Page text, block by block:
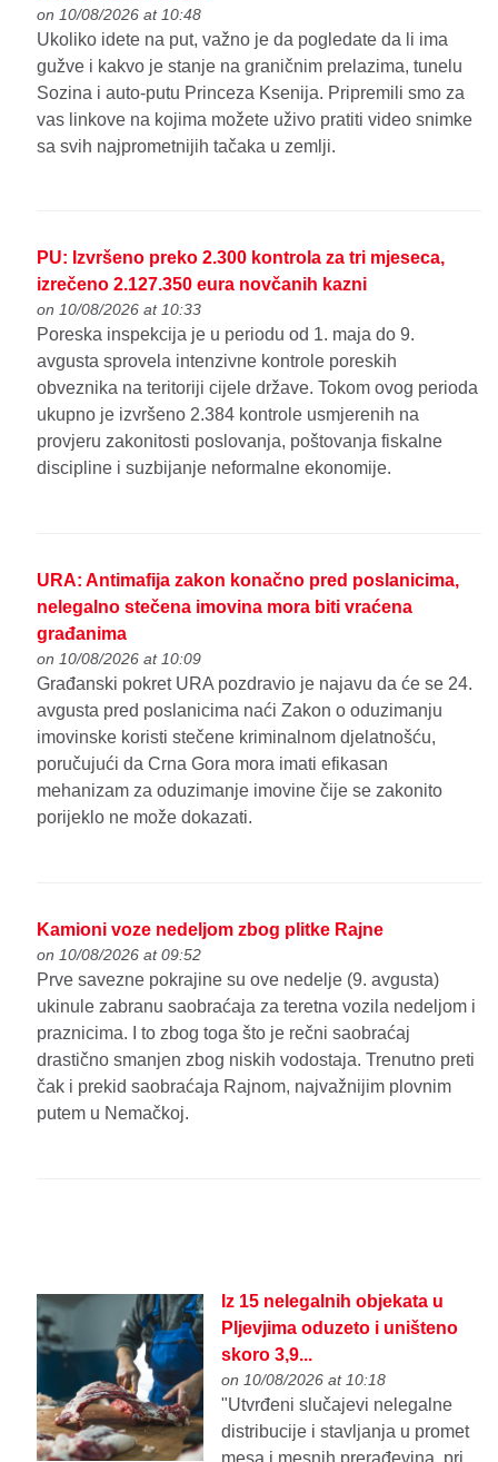
on 10/08/2026 at 10:48
Ukoliko idete na put, važno je da pogledate da li ima
gužve i kakvo je stanje na graničnim prelazima, tunelu
Sozina i auto-putu Princeza Ksenija. Pripremili smo za
vas linkove na kojima možete uživo pratiti video snimke
sa svih najprometnijih tačaka u zemlji.
PU: Izvršeno preko 2.300 kontrola za tri mjeseca,
izrečeno 2.127.350 eura novčanih kazni
on 10/08/2026 at 10:33
Poreska inspekcija je u periodu od 1. maja do 9.
avgusta sprovela intenzivne kontrole poreskih
obveznika na teritoriji cijele države. Tokom ovog perioda
ukupno je izvršeno 2.384 kontrole usmjerenih na
provjeru zakonitosti poslovanja, poštovanja fiskalne
discipline i suzbijanje neformalne ekonomije.
URA: Antimafija zakon konačno pred poslanicima,
nelegalno stečena imovina mora biti vraćena
građanima
on 10/08/2026 at 10:09
Građanski pokret URA pozdravio je najavu da će se 24.
avgusta pred poslanicima naći Zakon o oduzimanju
imovinske koristi stečene kriminalnom djelatnošću,
poručujući da Crna Gora mora imati efikasan
mehanizam za oduzimanje imovine čije se zakonito
porijeklo ne može dokazati.
Kamioni voze nedeljom zbog plitke Rajne
on 10/08/2026 at 09:52
Prve savezne pokrajine su ove nedelje (9. avgusta)
ukinule zabranu saobraćaja za teretna vozila nedeljom i
praznicima. I to zbog toga što je rečni saobraćaj
drastično smanjen zbog niskih vodostaja. Trenutno preti
čak i prekid saobraćaja Rajnom, najvažnijim plovnim
putem u Nemačkoj.
Iz 15 nelegalnih objekata u
Pljevjima oduzeto i uništeno
skoro 3,9...
on 10/08/2026 at 10:18
"Utvrđeni slučajevi nelegalne
distribucije i stavljanja u promet
mesa i mesnih prerađevina, pri